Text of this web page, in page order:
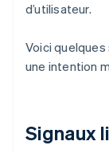
d’utilisateur.
Voici quelques
une intention
Signaux